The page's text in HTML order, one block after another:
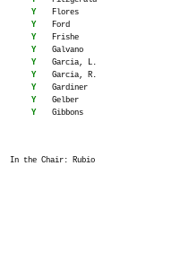
Y
Flores
Y
Ford
Y
Frishe
Y
Galvano
Y
Garcia, L.
Y
Garcia, R.
Y
Gardiner
Y
Gelber
Y
Gibbons
In the Chair: Rubio